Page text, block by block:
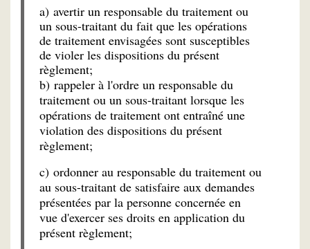
a) avertir un responsable du traitement ou
un sous-traitant du fait que les opérations
de traitement envisagées sont susceptibles
de violer les dispositions du présent
règlement;
b) rappeler à l'ordre un responsable du
traitement ou un sous-traitant lorsque les
opérations de traitement ont entraîné une
violation des dispositions du présent
règlement;
c) ordonner au responsable du traitement ou
au sous-traitant de satisfaire aux demandes
présentées par la personne concernée en
vue d'exercer ses droits en application du
présent règlement;